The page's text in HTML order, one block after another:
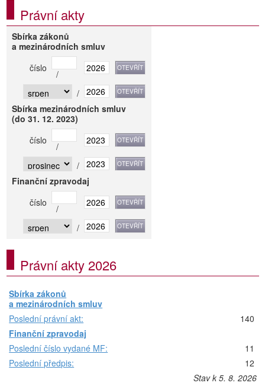
Právní akty
Sbírka zákonů
a mezinárodních smluv
číslo
/
/
Sbírka mezinárodních smluv
(do 31. 12. 2023)
číslo
/
/
Finanční zpravodaj
číslo
/
/
Právní akty 2026
Sbírka zákonů
a mezinárodních smluv
Poslední právní akt:
140
Finanční zpravodaj
Poslední číslo vydané MF:
11
Poslední předpis:
12
Stav k 5. 8. 2026